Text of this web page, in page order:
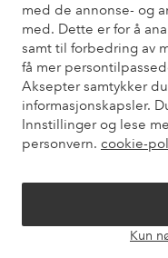
med de annonse- og
med. Dette er for å
samt til forbedring av
få mer
Aksepter samtykker
informasjonskapsler.
Innstillinger og lese
personvern. cookie-
Kun
Facebook